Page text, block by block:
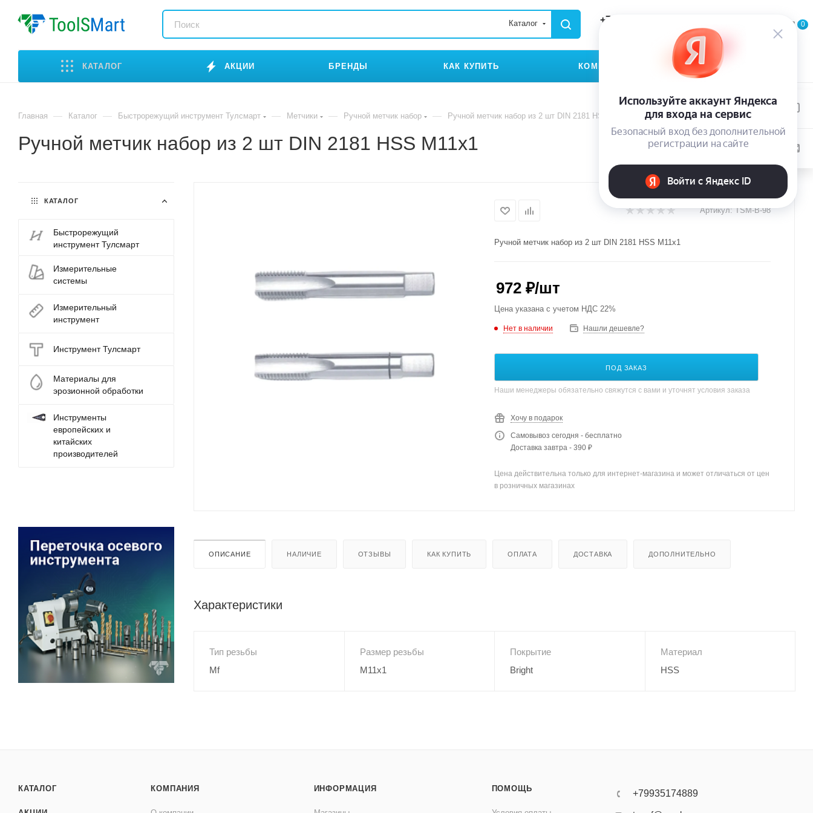
Каталог +79935174889 0
КАТАЛОГ АКЦИИ БРЕНДЫ КАК КУПИТЬ КОМПАНИЯ КОНТАКТЫ
Главная — Каталог — Быстрорежущий инструмент Тулсмарт — Метчики — Ручной метчик набор — Ручной метчик набор из 2 шт DIN 2181 HSS M11x1
Ручной метчик набор из 2 шт DIN 2181 HSS M11x1
Артикул: TSM-B-98
Ручной метчик набор из 2 шт DIN 2181 HSS M11x1
972 ₽/шт
Цена указана с учетом НДС 22%
Нет в наличии Нашли дешевле?
ПОД ЗАКАЗ
Наши менеджеры обязательно свяжутся с вами и уточнят условия заказа
Хочу в подарок
Самовывоз сегодня - бесплатно
Доставка завтра - 390 ₽
Цена действительна только для интернет-магазина и может отличаться от цен
в розничных магазинах
ОПИСАНИЕ НАЛИЧИЕ ОТЗЫВЫ КАК КУПИТЬ ОПЛАТА ДОСТАВКА ДОПОЛНИТЕЛЬНО
Характеристики
Тип резьбы
Mf
Размер резьбы
M11x1
Покрытие
Bright
Материал
HSS
КАТАЛОГ
Быстрорежущий
инструмент Тулсмарт
Измерительные
системы
Измерительный
инструмент
Инструмент Тулсмарт
Материалы для
эрозионной обработки
Инструменты
европейских и
китайских
производителей
КАТАЛОГ КОМПАНИЯ ИНФОРМАЦИЯ ПОМОЩЬ +79935174889